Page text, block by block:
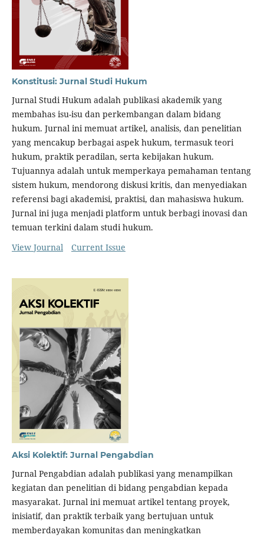
Konstitusi: Jurnal Studi Hukum
Jurnal Studi Hukum adalah publikasi akademik yang
membahas isu-isu dan perkembangan dalam bidang
hukum. Jurnal ini memuat artikel, analisis, dan penelitian
yang mencakup berbagai aspek hukum, termasuk teori
hukum, praktik peradilan, serta kebijakan hukum.
Tujuannya adalah untuk memperkaya pemahaman tentang
sistem hukum, mendorong diskusi kritis, dan menyediakan
referensi bagi akademisi, praktisi, dan mahasiswa hukum.
Jurnal ini juga menjadi platform untuk berbagi inovasi dan
temuan terkini dalam studi hukum.
View Journal
Current Issue
Aksi Kolektif: Jurnal Pengabdian
Jurnal Pengabdian adalah publikasi yang menampilkan
kegiatan dan penelitian di bidang pengabdian kepada
masyarakat. Jurnal ini memuat artikel tentang proyek,
inisiatif, dan praktik terbaik yang bertujuan untuk
memberdayakan komunitas dan meningkatkan